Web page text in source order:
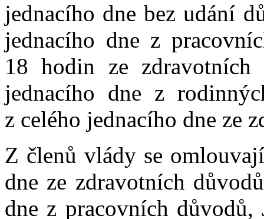
jednacího dne bez udání
jednacího dne z
18 hodin ze
jednacího dne z
z celého jednacího dne ze
Z členů vlády se
dne ze zdravotních
dne z pracovních